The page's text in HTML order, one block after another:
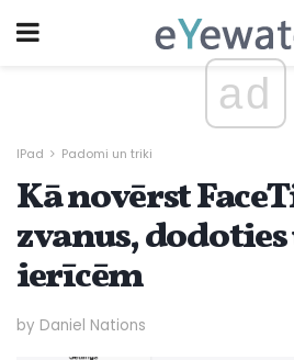
ad
IPad Padomi un triki
Kā novērst
zvanus,
ierīcēm
by Daniel Nations